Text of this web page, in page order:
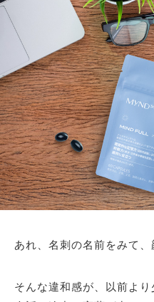
あれ、名刺の名前をみて
そんな違和感が、以前より